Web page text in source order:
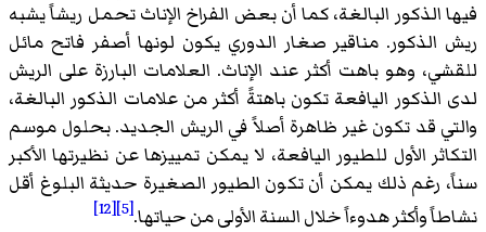
فيها الذكور البالغة، كما أن بعض الفراخ الإناث تحمل ريشاً يشبه
ريش الذكور. مناقير صغار الدوري يكون لونها أصفر فاتح مائل
للقشي، وهو باهت أكثر عند الإناث. العلامات البارزة على الريش
لدى الذكور اليافعة تكون باهتةً أكثر من علامات الذكور البالغة،
والتي قد تكون غير ظاهرة أصلاً في الريش الجديد. بحلول موسم
التكاثر الأول للطيور اليافعة، لا يمكن تمييزها عن نظيرتها الأكبر
سناً، رغم ذلك يمكن أن تكون الطيور الصغيرة حديثة البلوغ أقل
نشاطاً وأكثر هدوءاً خلال السنة الأولى من حياتها.[5]
[12]